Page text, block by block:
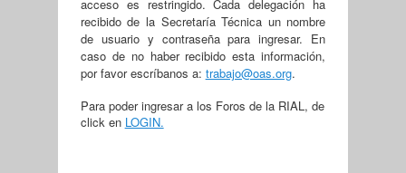
acceso es restringido. Cada delegación ha
recibido de la Secretaría Técnica un nombre
de usuario y contraseña para ingresar. En
caso de no haber recibido esta información,
por favor escríbanos a: trabajo@oas.org.
Para poder ingresar a los Foros de la RIAL, de
click en LOGIN.